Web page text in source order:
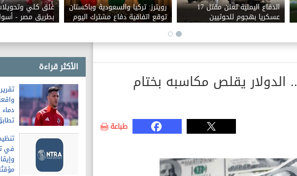
الدفاع اليمنية تعلن مقتل 17
عسكريا بهجوم للحوثيين
رويترز: تركيا والسعودية وباكستان
توقع اتفاقية دفاع مشترك اليوم
غلق كلي
بطريق مصر -
القطار السريع
الأكثر قراءة
الأربعاء 13 مايو 2026.. الدولار يقلص مكاسبه بختام
طباعة